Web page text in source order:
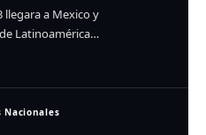
llegara a Mexico y
Latinoamérica…
Nacionales